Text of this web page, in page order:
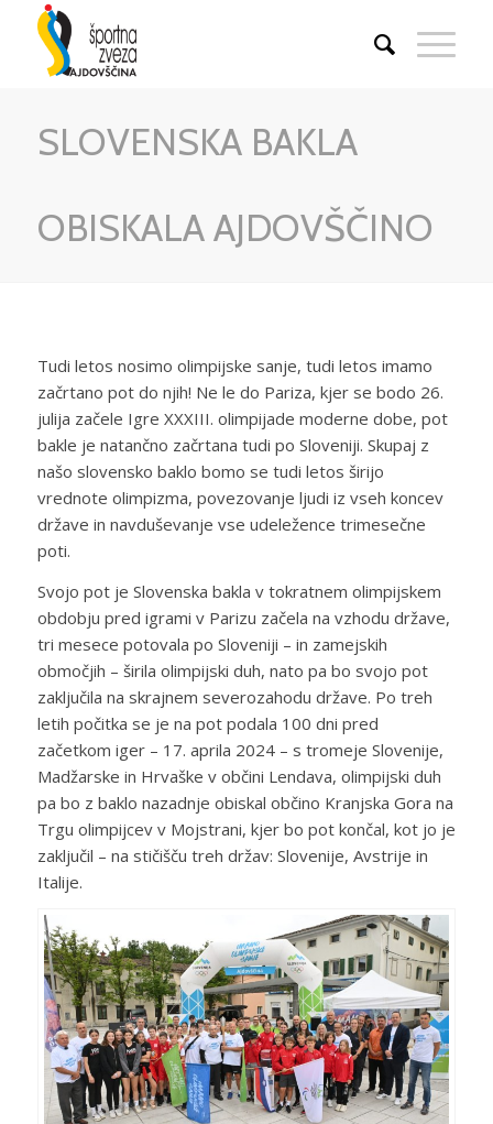
SLOVENSKA BAKLA
OBISKALA AJDOVŠČINO
Tudi letos nosimo olimpijske sanje, tudi letos imamo
začrtano pot do njih! Ne le do Pariza, kjer se bodo 26.
julija začele Igre XXXIII. olimpijade moderne dobe, pot
bakle je natančno začrtana tudi po Sloveniji. Skupaj z
našo slovensko baklo bomo se tudi letos širijo
vrednote olimpizma, povezovanje ljudi iz vseh koncev
države in navduševanje vse udeležence trimesečne
poti.
Svojo pot je Slovenska bakla v tokratnem olimpijskem
obdobju pred igrami v Parizu začela na vzhodu države,
tri mesece potovala po Sloveniji – in zamejskih
območjih – širila olimpijski duh, nato pa bo svojo pot
zaključila na skrajnem severozahodu države. Po treh
letih počitka se je na pot podala 100 dni pred
začetkom iger – 17. aprila 2024 – s tromeje Slovenije,
Madžarske in Hrvaške v občini Lendava, olimpijski duh
pa bo z baklo nazadnje obiskal občino Kranjska Gora na
Trgu olimpijcev v Mojstrani, kjer bo pot končal, kot jo je
zaključil – na stičišču treh držav: Slovenije, Avstrije in
Italije.